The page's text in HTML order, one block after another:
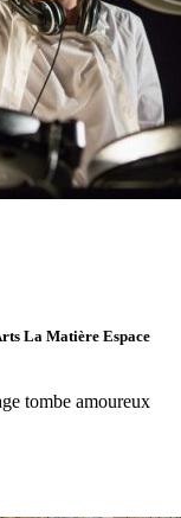
La Matière Espace
tombe amoureux